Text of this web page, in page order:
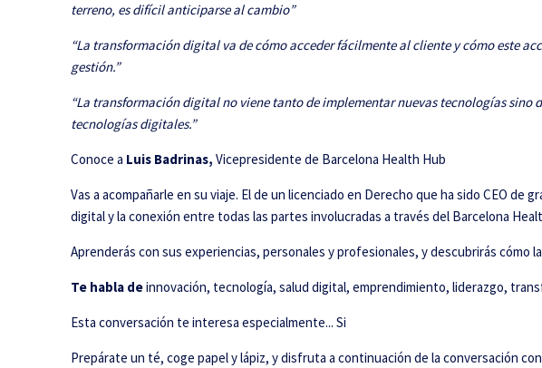
terreno, es difícil anticiparse al cambio”
“La transformación digital va de cómo acceder fácilmente al cliente y cómo este
gestión.”
“La transformación digital no viene tanto de implementar nuevas tecnologías
tecnologías digitales.”
Conoce a Luis Badrinas, Vicepresidente de Barcelona Health Hub
Vas a acompañarle en su viaje. El de un licenciado en Derecho que ha sido CEO
digital y la conexión entre todas las partes involucradas a través del Barcelona
Aprenderás con sus experiencias, personales y profesionales, y descubrirás cómo
Te habla deinnovación, tecnología, salud digital, emprendimiento, liderazgo,
Esta conversación te interesa especialmente...Si
Prepárate un té, coge papel y lápiz, y disfruta a continuación de la conversación